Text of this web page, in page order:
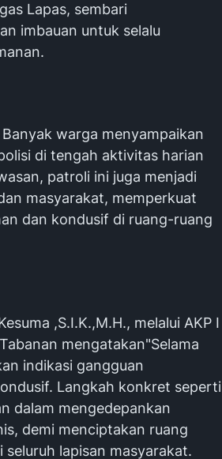
Lapas, sembari
imbauan untuk selalu
warga menyampaikan
di tengah aktivitas harian
patroli ini juga menjadi
masyarakat, memperkuat
dan kondusif di ruang-ruang
,S.I.K.,M.H., melalui AKP I
mengatakan"Selama
indikasi gangguan
Langkah konkret seperti
dalam mengedepankan
demi menciptakan ruang
lapisan masyarakat.